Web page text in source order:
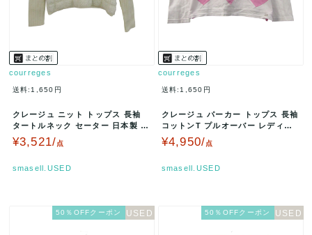
courreges
送料:1,650円
クレージュ ニット トップス 長袖
タートルネック セーター 日本製 レ
ディース 9Rサイズ ベージ…
¥3,521/点
smasell.USED
courreges
送料:1,650円
クレージュ パーカー トップス 長袖
コットンT プルオーバー レディー
ス 40サイズ 白×ピンク …
¥4,950/点
smasell.USED
50％OFFクーポン 50％OFFクーポン